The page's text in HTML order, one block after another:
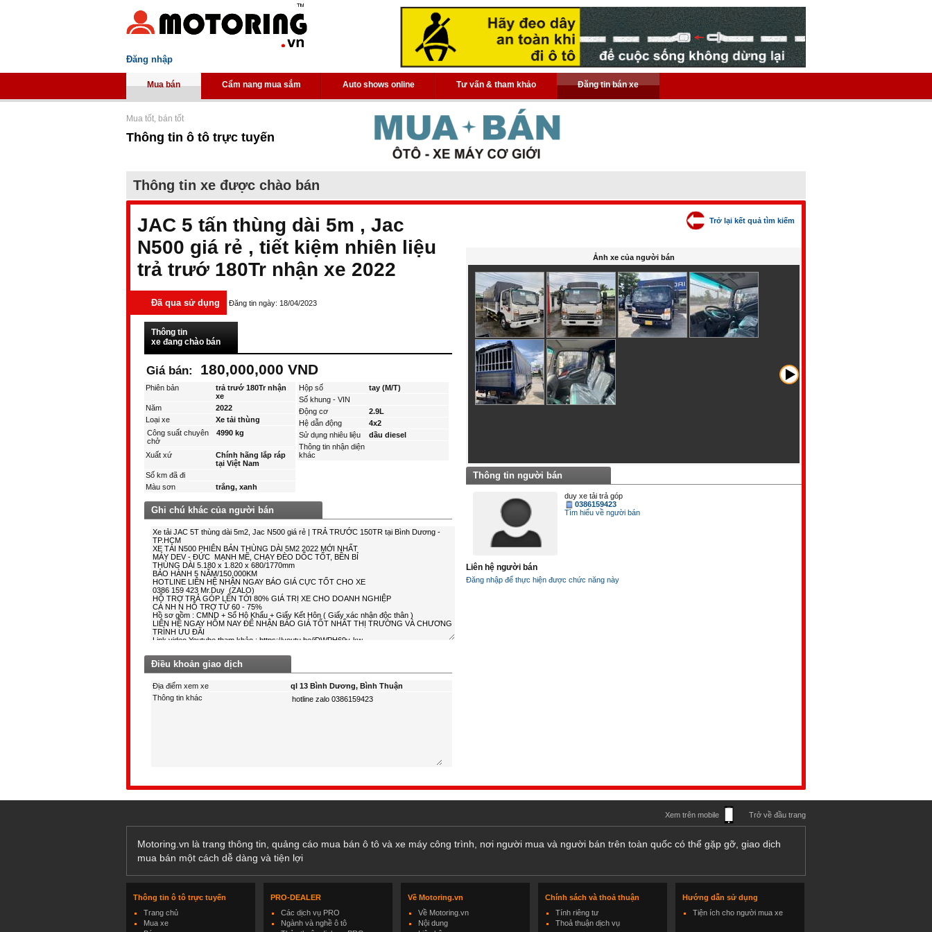
Đăng nhập
Mua bán Cẩm nang mua sắm Auto shows online Tư vấn & tham khảo Đăng tin bán xe
Mua tốt, bán tốt
Thông tin ô tô trực tuyến
Thông tin xe được chào bán
JAC 5 tấn thùng dài 5m , Jac
N500 giá rẻ , tiết kiệm nhiên liệu
trả trướ 180Tr nhận xe 2022
Đã qua sử dụng Đăng tin ngày: 18/04/2023
Thông tin
xe đang chào bán
Giá bán: 180,000,000 VND
Phiên bản
trả trướ 180Tr nhận
xe
Năm
2022
Loại xe
Xe tải thùng
Công suất chuyên
chở
4990 kg
Xuất xứ
Chính hãng lắp ráp
tại Việt Nam
Số km đã đi
Màu sơn
trắng, xanh
Hộp số
tay (M/T)
Số khung - VIN
Động cơ
2.9L
Hệ dẫn động
4x2
Sử dụng nhiêu liệu
dầu diesel
Thông tin nhận diện
khác
Ghi chú khác của người bán
Điều khoản giao dịch
Địa điểm xem xe
ql 13 Bình Dương, Bình Thuận
Thông tin khác
Trở lại kết quả tìm kiếm
Ảnh xe của người bán
Thông tin người bán
duy xe tải trả góp
0386159423
Tìm hiểu về người bán
Liên hệ người bán
Đăng nhập để thực hiện được chức năng này
Xem trên mobile Trở về đầu trang
Motoring.vn là trang thông tin, quảng cáo mua bán ô tô và xe máy công trình, nơi người mua và người bán trên toàn quốc có thể gặp gỡ, giao dịch
mua bán một cách dễ dàng và tiện lợi
Thông tin ô tô trực tuyến
Trang chủ
Mua xe
PRO-DEALER
Các dịch vụ PRO
Ngành và nghề ô tô
Về Motoring.vn
Về Motoring.vn
Nội dung
Chính sách và thoả thuận
Tính riêng tư
Thoả thuận dịch vụ
Hướng dẫn sử dụng
Tiện ích cho người mua xe